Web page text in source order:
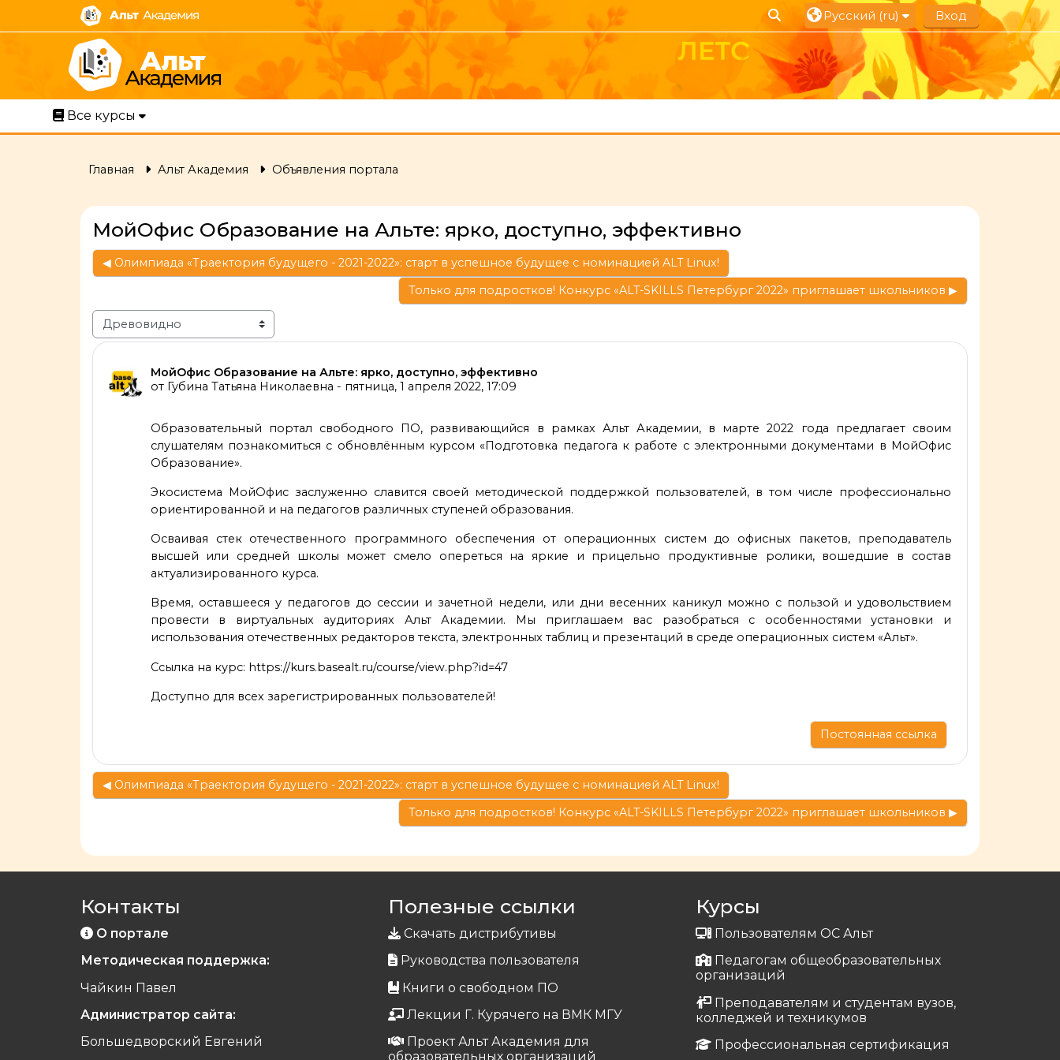
Перейти к основному содержанию
Изменить данные поисковой строки
Русский ‎(ru)‎ Вход
Все курсы
Главная Альт Академия Объявления портала
МойОфис Образование на Альте: ярко, доступно, эффективно
◀︎ Олимпиада «Траектория будущего - 2021-2022»: старт в успешное будущее с номинацией ALT Linux!
Только для подростков! Конкурс «ALT-SKILLS Петербург 2022» приглашает школьников ▶︎
Режим отображения
МойОфис Образование на Альте: ярко, доступно, эффективно
от Губина Татьяна Николаевна - пятница, 1 апреля 2022, 17:09
Количество ответов: 0
Образовательный портал свободного ПО, развивающийся в рамках Альт Академии, в марте 2022 года предлагает своим
слушателям познакомиться с обновлённым курсом «Подготовка педагога к работе с электронными документами в МойОфис
Образование».
Экосистема МойОфис заслуженно славится своей методической поддержкой пользователей, в том числе профессионально
ориентированной и на педагогов различных ступеней образования.
Осваивая стек отечественного программного обеспечения от операционных систем до офисных пакетов, преподаватель
высшей или средней школы может смело опереться на яркие и прицельно продуктивные ролики, вошедшие в состав
актуализированного курса.
Время, оставшееся у педагогов до сессии и зачетной недели, или дни весенних каникул можно с пользой и удовольствием
провести в виртуальных аудиториях Альт Академии. Мы приглашаем вас разобраться с особенностями установки и
использования отечественных редакторов текста, электронных таблиц и презентаций в среде операционных систем «Альт».
Ссылка на курс: https://kurs.basealt.ru/course/view.php?id=47
Доступно для всех зарегистрированных пользователей!
Постоянная ссылка
◀︎ Олимпиада «Траектория будущего - 2021-2022»: старт в успешное будущее с номинацией ALT Linux!
Только для подростков! Конкурс «ALT-SKILLS Петербург 2022» приглашает школьников ▶︎
Контакты
О портале
Методическая поддержка:
Чайкин Павел
Администратор сайта:
Большедворский Евгений
Полезные ссылки
Скачать дистрибутивы
Руководства пользователя
Книги о свободном ПО
Лекции Г. Курячего на ВМК МГУ
Проект Альт Академия для
образовательных организаций
Курсы
Пользователям ОС Альт
Педагогам общеобразовательных
организаций
Преподавателям и студентам вузов,
колледжей и техникумов
Профессиональная сертификация